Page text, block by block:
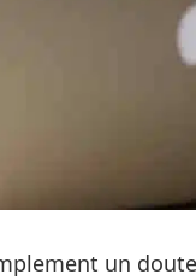
un